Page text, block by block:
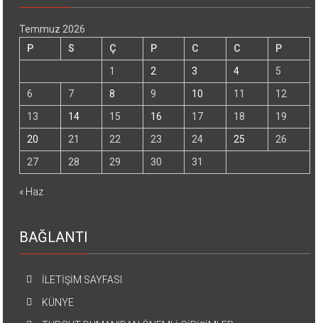
Temmuz 2026
P
S Ç P C C
P
1
2 3 4
5
6
7 8 9 10 11
12
13
14 15 16 17 18
19
20
21 22 23 24 25
26
27
28 29 30 31
« Haz
BAĞLANTI
İLETİŞİM SAYFASI
KÜNYE